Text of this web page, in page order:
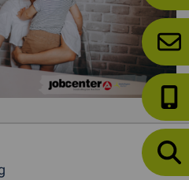
Informationen